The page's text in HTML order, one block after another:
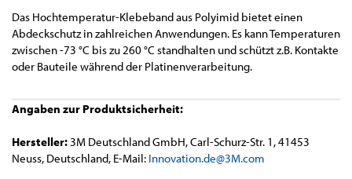
Das Hochtemperatur-Klebeband aus Polyimid bietet einen
Abdeckschutz in zahlreichen Anwendungen. Es kann Temperaturen
zwischen -73 °C bis zu 260 °C standhalten und schützt z.B. Kontakte
oder Bauteile während der Platinenverarbeitung.
Angaben zur Produktsicherheit:
Hersteller:3M Deutschland GmbH, Carl-Schurz-Str. 1, 41453
Neuss, Deutschland, E-Mail: Innovation.de@3M.com